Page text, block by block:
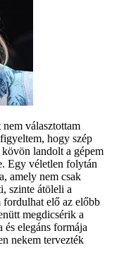
választottam
hogy szép
landolt a gépem
Egy véletlen folytán
amely nem csak
szinte átöleli a
fordulhat elő az előbb
megdicsérik a
elegáns formája
nekem tervezték